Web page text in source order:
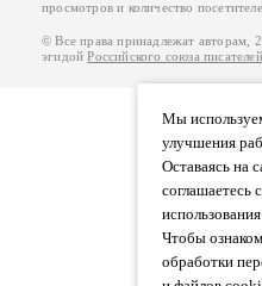
Мы
улучшения
Оставаясь на
соглашаетесь
Чтобы
обработки
просмотров и количество
© Все права принадлежат авторам,
эгидойРоссийского союза писателей